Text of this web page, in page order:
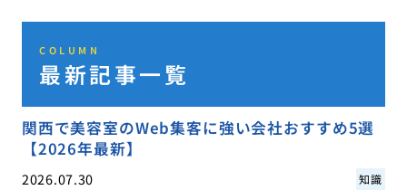
COLUMN
最新記事一覧
関西で美容室のWeb集客に強い会社おすすめ5選
【2026年最新】
2026.07.30 知識